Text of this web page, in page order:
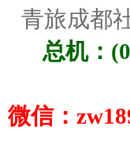
青旅成都
总机：
微信：